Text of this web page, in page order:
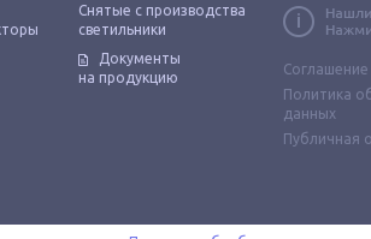
Снятые с производства
светильники
Документы
на продукцию
Политика
данных
Публичная